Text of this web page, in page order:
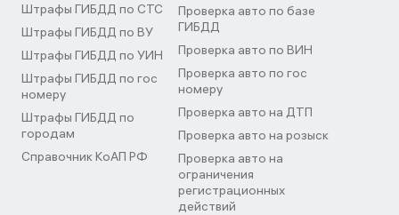
Штрафы ГИБДД по СТС
Штрафы ГИБДД по ВУ
Штрафы ГИБДД по УИН
Штрафы ГИБДД по гос
номеру
Штрафы ГИБДД по
городам
Справочник КоАП РФ
Проверка авто по базе
ГИБДД
Проверка авто по ВИН
Проверка авто по гос
номеру
Проверка авто на ДТП
Проверка авто на розыск
Проверка авто на
ограничения
регистрационных
действий